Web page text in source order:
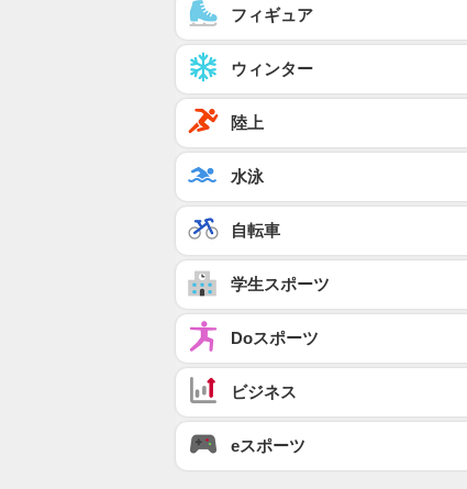
フィギュア
ウィンター
陸上
水泳
自転車
学生スポーツ
Doスポーツ
ビジネス
eスポーツ